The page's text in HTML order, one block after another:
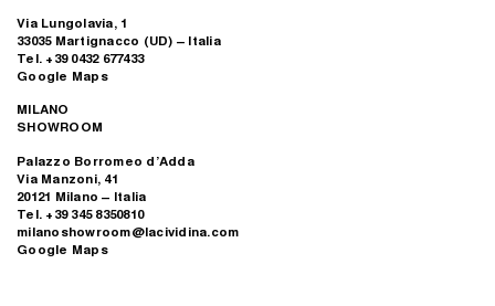
Via Lungolavia, 1
33035 Martignacco (UD) – Italia
Tel. +39 0432 677433
Google Maps
MILANO
SHOWROOM
Palazzo Borromeo d’Adda
Via Manzoni, 41
20121 Milano – Italia
Tel. +39 345 8350810
milanoshowroom@lacividina.com
Google Maps